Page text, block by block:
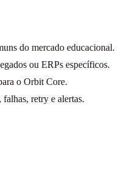
do mercado educacional.
ou ERPs específicos.
o Orbit Core.
retry e alertas.